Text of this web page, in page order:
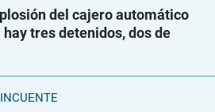
del cajero automático
tres detenidos, dos de